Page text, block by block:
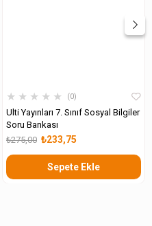
★ ★ ★ ★ ★ 0
Ulti Yayınları 7. Sınıf Sosyal Bilgiler
Soru Bankası
₺233,75
₺275,00
Sepete Ekle